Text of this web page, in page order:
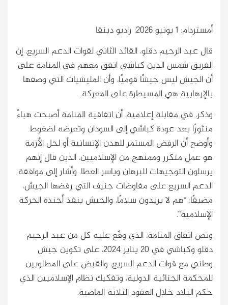
أمستردام: 1 يونيو 2026: راديو دبنقا
قال عبد الرحيم دقلو، القائد الثاني لقوات الدعم السريع، إن
الفريق شمس الدين كباشي اتفق معهم في المنامة على
أن الجيش ليس جيشًا قوميًا، وأن المليشيات التي وصفها
بالإرهابية هي المسيطرة على المعركة.
وذكر، في مقابلة إعلامية، أن اتفاقية المنامة أصبحت هباءً
منثورًا بعد عودة كباشي إلى السودان وتعرضه لضغوط.
وأوضح أن الرفض المستمر للهدن الإنسانية أو لحل الأزمة
هو عمل متكرر وممنهج من الإسلاميين، الذين قال إنهم
يرسلون التوجيهات للبرهان وياسر العطا. وأشار إلى موافقة
الدعم السريع على مفاوضات جنيف التي رفضها الجيش،
مضيفًا: “هم لا يريدون سلامًا، والجيش ينفذ أجندة الحركة
الإسلامية”.
ونص اتفاق المنامة، الذي وقّع عليه كل من عبد الرحيم
دقلو وكباشي في 20 يناير 2024، على تكوين جيش
وطني مع قوات الدعم السريع، والقبض على المطلوبين
للمحكمة الجنائية الدولية، وتفكيك نظام الإسلاميين الذي
حكم البلاد خلال العقود الثلاثة الماضية.